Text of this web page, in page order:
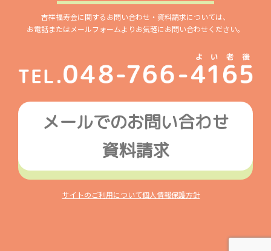
吉祥福寿会に関するお問い合わせ・資料請求については、
お電話またはメールフォームよりお気軽にお問い合わせください。
メールでのお問い合わせ
資料請求
サイトのご利用について個人情報保護方針